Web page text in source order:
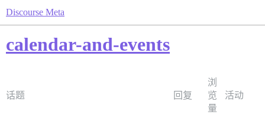
Discourse Meta
calendar-and-events
话题 回复
浏
览
量
活动